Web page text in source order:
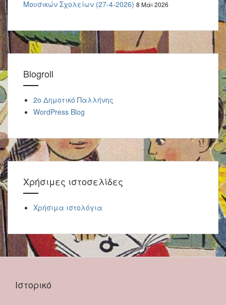
Μουσικών Σχολείων (27-4-2026) 8 Μάι 2026
Blogroll
2o Δημοτικό Παλλήνης
WordPress Blog
Χρήσιμες ιστοσελίδες
Χρήσιμα ιστολόγια
Ιστορικό